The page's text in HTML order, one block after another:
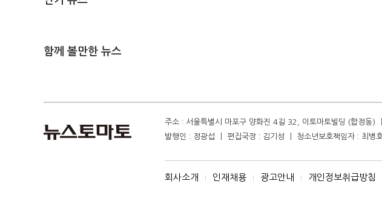
함께 볼만한 뉴스
주소 : 서울특별시 마포구 양화진 4길 32, 이토마토빌딩 (합정
발행인 : 정광섭 ㅣ 편집국장 : 김기성 ㅣ 청소년보호책임자 :
회사소개 I 인재채용 I 광고안내 I 개인정보취급방침